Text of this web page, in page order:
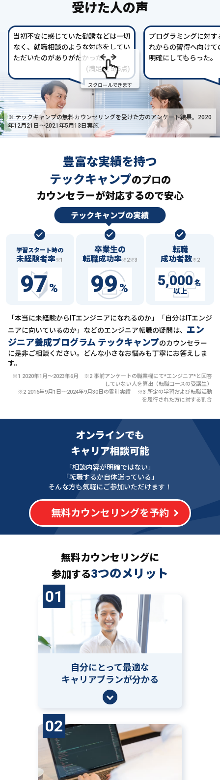
受けた人の声
当初不安に感じていた勧誘などは一切
なく、就職相談のような対応をしてい
ただいたのがありがたかった。
(満足度 5/5点)
プログラミングに対
れからの習得へ向け
明確にしてもらった。
スクロールできます
※ テックキャンプの無料カウンセリングを受けた方のアンケート結果。2020
年12月21日〜2021年5月13日実施
豊富な実績を持つ
テックキャンプのプロの
カウンセラーが対応するので安心
学習スタート時の
未経験者率※1
97%
卒業生の
転職成功率※2※3
99%
転職
成功者数※2
5,000 名
以上
「本当に未経験からITエンジニアになれるのか」「自分はITエンジ
ニアに向いているのか」などのエンジニア転職の疑問は、 エン
ジニア養成プログラム テックキャンプのカウンセラー
に是非ご相談ください。どんな小さなお悩みも丁寧にお答えしま
す。
※1 2020年1月〜2023年6月 ※2 事前アンケートの職業欄にて*エンジニア*と回答
していない人を算出（転職コースの受講生）
※2 2016年9月1日〜2024年9月30日の累計実績 ※3 所定の学習および転職活動
を履行された方に対する割合
オンラインでも
キャリア相談可能
「相談内容が明確ではない」
「転職するか自体迷っている」
そんな方も気軽にご参加いただけます！
無料カウンセリングを予約
無料カウンセリングに
参加する3つのメリット
01
自分にとって最適な
キャリアプランが分かる
02